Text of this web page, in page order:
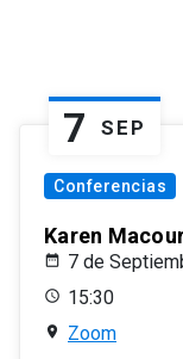
7 SEP
Conferencias
Karen
7 de
15:30
Zoom